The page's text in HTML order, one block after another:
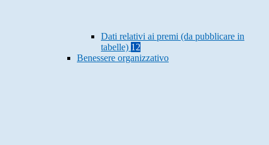
Dati relativi ai premi (da pubblicare in
tabelle) 12
Benessere organizzativo